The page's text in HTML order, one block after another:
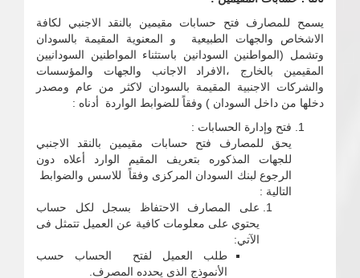
يسمح للمصارف فتح حسابات مقيمين بالنقد الاجنبي لكافة
الاشخاص والجهات الطبيعية و المعنوية المقيمة بالسودان
وتشمل (المواطنين السودانين باستثناء المواطنين السودانيين
المقيمين بالخارج ،الافراد الاجانب والجهات والمؤسسات
والشركات الاجنبية المقيمة بالسودان لاكثر من عام ومصدر
دخلها من داخل السودان ) وفقاً للضوابط الواردة أدناه :
فتح وإدارة الحسابات :
يحق للمصارف فتح حسابات مقيمين بالنقد الاجنبي
للجهات المذكوره بتعريف المقيم الوارد أعلاه دون
الرجوع لبنك السودان المركزى وفقاً للاسس والضوابط
التالية :
على المصارف الاحتفاظ بسجل لكل حساب
يحتوي على معلومات كافية عن العميل تتمثل فى
الآتي:
طلب العميل لفتح الحساب حسب
الأنموذج الذى يحدده المصرف.